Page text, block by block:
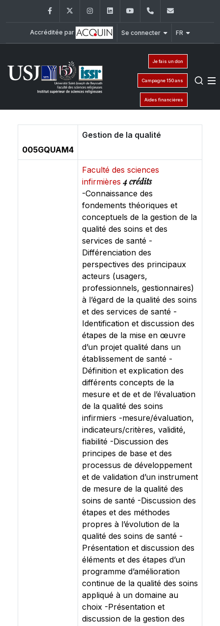
FacebookTwitter InstagramLinkedInYouTube+961 (1) 421 581
Accréditée par Se connecter FR
Je fais un don
Campagne 150 ans
Aides financières
005GQUAM4
Gestion de la qualité
Faculté des sciences
infirmières4 crédits
-Connaissance des
fondements théoriques et
conceptuels de la gestion de la
qualité des soins et des
services de santé -
Différenciation des
perspectives des principaux
acteurs (usagers,
professionnels, gestionnaires)
à l’égard de la qualité des soins
et des services de santé -
Identification et discussion des
étapes de la mise en œuvre
d’un projet qualité dans un
établissement de santé -
Définition et explication des
différents concepts de la
mesure et de et de l’évaluation
de la qualité des soins
infirmiers -mesure/évaluation,
indicateurs/critères, validité,
fiabilité -Discussion des
principes de base et des
processus de développement
et de validation d’un instrument
de mesure de la qualité des
soins de santé -Discussion des
étapes et des méthodes
propres à l’évolution de la
qualité des soins de santé -
Présentation et discussion des
éléments et des étapes d’un
programme d’amélioration
continue de la qualité des soins
appliqué à un domaine au
choix -Présentation et
discussion de la gestion des